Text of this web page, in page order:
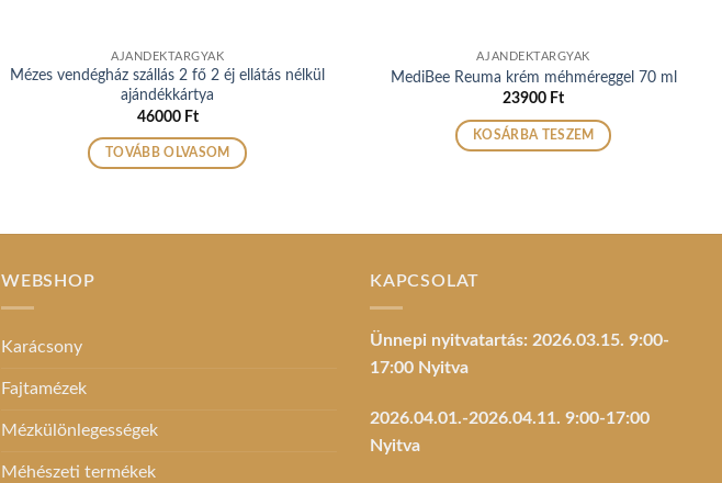
AJÁNDÉKTÁRGYAK
Mézes vendégház szállás 2 fő 2 éj ellátás nélkül
ajándékkártya
46000 Ft
TOVÁBB OLVASOM
AJÁNDÉKTÁRGYAK
MediBee Reuma krém méhméreggel 70 ml
23900 Ft
KOSÁRBA TESZEM
WEBSHOP
Karácsony
Fajtamézek
Mézkülönlegességek
Méhészeti termékek
KAPCSOLAT
Ünnepi nyitvatartás: 2026.03.15. 9:00-
17:00 Nyitva
2026.04.01.-2026.04.11. 9:00-17:00
Nyitva